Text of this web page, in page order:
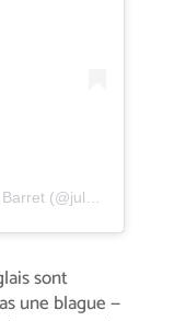
sont
une blague —